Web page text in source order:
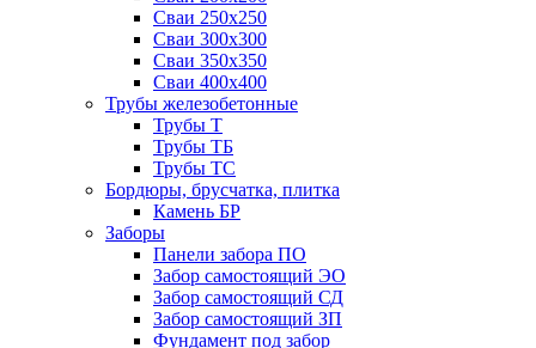
Сваи 250х250
Сваи 300х300
Сваи 350х350
Сваи 400х400
Трубы железобетонные
Трубы Т
Трубы ТБ
Трубы ТС
Бордюры, брусчатка, плитка
Камень БР
Заборы
Панели забора ПО
Забор самостоящий ЭО
Забор самостоящий СД
Забор самостоящий ЗП
Фyндамент под забор